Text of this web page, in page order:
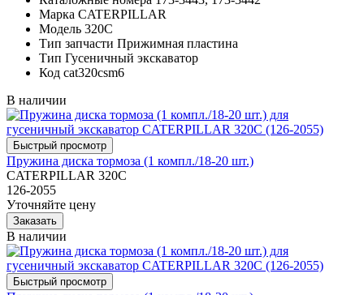
Марка CATERPILLAR
Модель 320C
Тип запчасти Прижимная пластина
Тип Гусеничный экскаватор
Код cat320csm6
В наличии
Пружина диска тормоза (1 компл./18-20 шт.)
CATERPILLAR 320C
126-2055
Уточняйте цену
В наличии